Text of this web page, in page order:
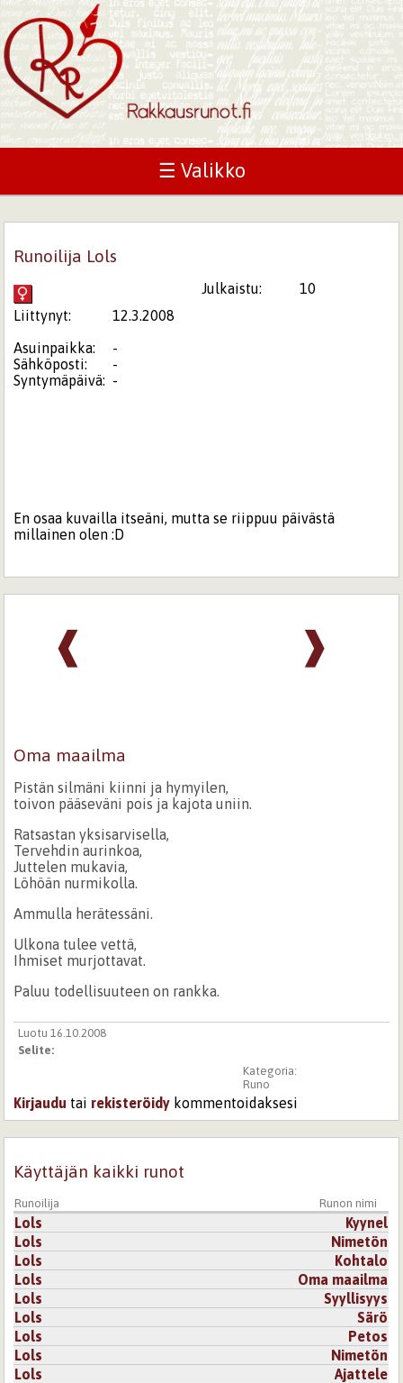
☰ Valikko
Runoilija Lols
Julkaistu:
10
Liittynyt:
12.3.2008
Asuinpaikka:
-
Sähköposti:
-
Syntymäpäivä: -
En osaa kuvailla itseäni, mutta se riippuu päivästä
millainen olen :D
❱
❰
Oma maailma
Pistän silmäni kiinni ja hymyilen,
toivon pääseväni pois ja kajota uniin.
Ratsastan yksisarvisella,
Tervehdin aurinkoa,
Juttelen mukavia,
Löhöän nurmikolla.
Ammulla herätessäni.
Ulkona tulee vettä,
Ihmiset murjottavat.
Paluu todellisuuteen on rankka.
Luotu 16.10.2008
Selite:
Kategoria:
Runo
Kirjaudu tai rekisteröidy kommentoidaksesi
Käyttäjän kaikki runot
Runoilija Runon nimi
Lols
Kyynel
Lols
Nimetön
Lols
Kohtalo
Lols
Oma maailma
Lols
Syyllisyys
Lols
Särö
Lols
Petos
Lols
Nimetön
Lols
Ajattele